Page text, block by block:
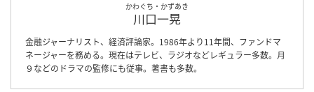
かわぐち・かずあき
川口一晃
金融ジャーナリスト、経済評論家。1986年より11年間、ファンドマ
ネージャーを務める。現在はテレビ、ラジオなどレギュラー多数。月
９などのドラマの監修にも従事。著書も多数。